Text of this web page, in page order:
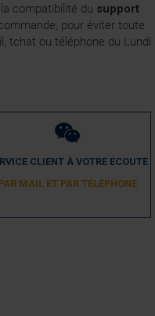
compatibilité du support
pour éviter toute
tchat ou téléphone du Lundi
CLIENT À VOTRE ECOUTE
MAIL ET PAR TÉLÉPHONE